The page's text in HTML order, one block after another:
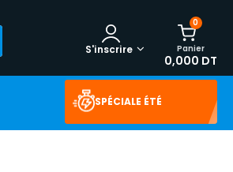
0
Panier
0,000 DT
S'inscrire
SPÉCIALE ÉTÉ